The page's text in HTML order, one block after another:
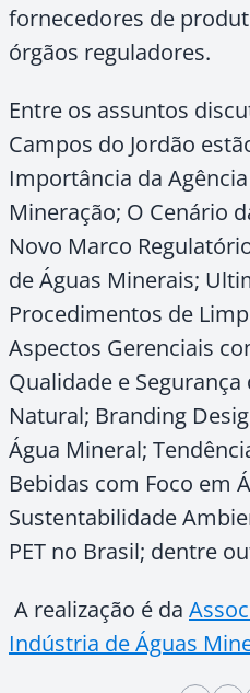
fornecedores de
órgãos reguladores.
Entre os assuntos
Campos do Jordão
Importância da
Mineração; O Cenário
Novo Marco
de Águas Minerais;
Procedimentos de
Aspectos Gerenciais
Qualidade e
Natural; Branding
Água Mineral;
Bebidas com Foco em
Sustentabilidade
PET no Brasil; dentre
A realização é da
Indústria de Águas